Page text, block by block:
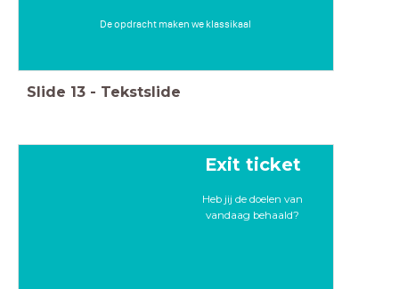
De opdracht maken we klassikaal
Slide 13 - Tekstslide
Exit ticket
Heb jij de doelen van
vandaag behaald?